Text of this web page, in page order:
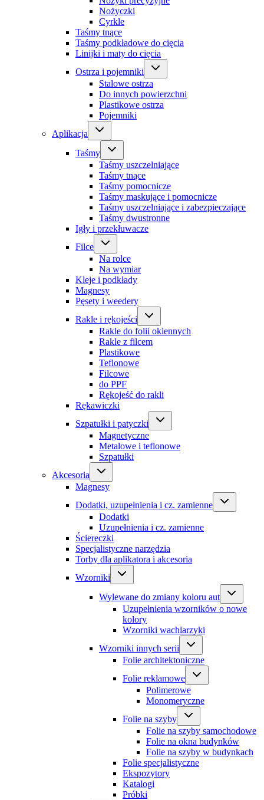
Nożyczki
Cyrkle
Taśmy tnące
Taśmy podkładowe do cięcia
Linijki i maty do cięcia
Ostrza i pojemniki
Stalowe ostrza
Do innych powierzchni
Plastikowe ostrza
Pojemniki
Aplikacja
Taśmy
Taśmy uszczelniające
Taśmy tnące
Taśmy pomocnicze
Taśmy maskujące i pomocnicze
Taśmy uszczelniające i zabezpieczające
Taśmy dwustronne
Igły i przekłuwacze
Filce
Na rolce
Na wymiar
Kleje i podkłady
Magnesy
Pęsety i weedery
Rakle i rękojeści
Rakle do folii okiennych
Rakle z filcem
Plastikowe
Teflonowe
Filcowe
do PPF
Rękojeść do rakli
Rękawiczki
Szpatułki i patyczki
Magnetyczne
Metalowe i teflonowe
Szpatułki
Akcesoria
Magnesy
Dodatki, uzupełnienia i cz. zamienne
Dodatki
Uzupełnienia i cz. zamienne
Ściereczki
Specjalistyczne narzędzia
Torby dla aplikatora i akcesoria
Wzorniki
Wylewane do zmiany koloru aut
Uzupełnienia wzorników o nowe
kolory
Wzorniki wachlarzyki
Wzorniki innych serii
Folie architektoniczne
Folie reklamowe
Polimerowe
Monomeryczne
Folie na szyby
Folie na szyby samochodowe
Folie na okna budynków
Folie na szyby w budynkach
Folie specjalistyczne
Ekspozytory
Katalogi
Próbki